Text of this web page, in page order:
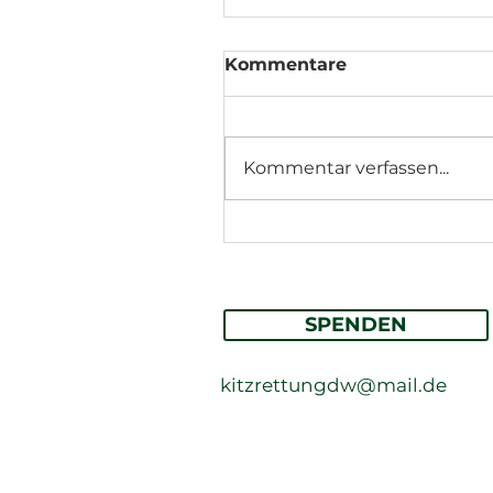
Kommentare
Kommentar verfassen...
SPENDEN
kitzrettungdw@mail.de